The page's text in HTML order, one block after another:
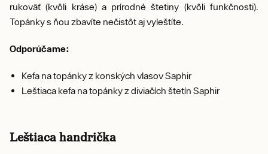
rukoväť (kvôli kráse) a prírodné štetiny (kvôli funkčnosti).
Topánky s ňou zbavíte nečistôt aj vyleštíte.
Odporúčame:
Kefa na topánky z konských vlasov Saphir
Leštiaca kefa na topánky z diviačích štetín Saphir
Leštiaca handrička